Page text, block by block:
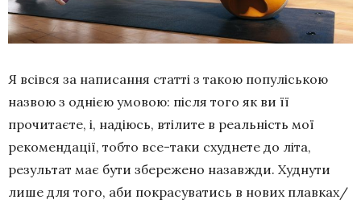
Я всівся за написання статті з такою популіською
назвою з однією умовою: після того як ви її
прочитаєте, і, надіюсь, втілите в реальність мої
рекомендації, тобто все-таки схуднете до літа,
результат має бути збережено назавжди. Худнути
лише для того, аби покрасуватись в нових плавках/